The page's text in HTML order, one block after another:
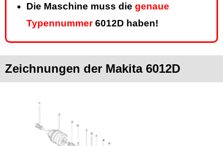
Die Maschine muss die genaue
Typennummer6012D haben!
Zeichnungen der Makita 6012D